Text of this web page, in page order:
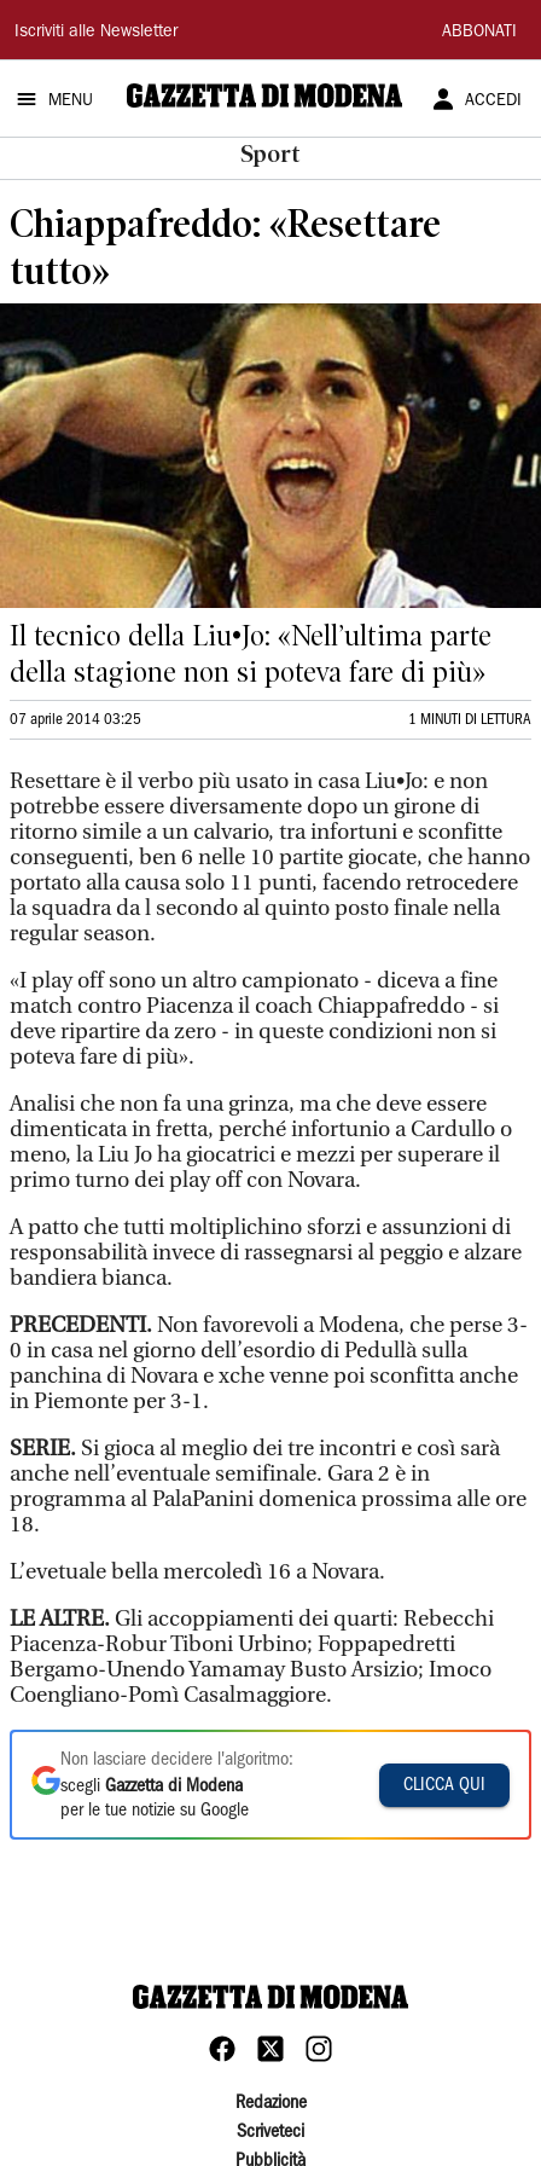
Gazzetta
di
Modena
Iscriviti alle Newsletter ABBONATI
MENU ACCEDI
Sport
Chiappafreddo: «Resettare
tutto»
Il tecnico della Liu•Jo: «Nell’ultima parte
della stagione non si poteva fare di più»
07 aprile 2014 03:25 1 MINUTI DI LETTURA
Resettare è il verbo più usato in casa Liu•Jo: e non
potrebbe essere diversamente dopo un girone di
ritorno simile a un calvario, tra infortuni e sconfitte
conseguenti, ben 6 nelle 10 partite giocate, che hanno
portato alla causa solo 11 punti, facendo retrocedere
la squadra da l secondo al quinto posto finale nella
regular season.
«I play off sono un altro campionato - diceva a fine
match contro Piacenza il coach Chiappafreddo - si
deve ripartire da zero - in queste condizioni non si
poteva fare di più».
Analisi che non fa una grinza, ma che deve essere
dimenticata in fretta, perché infortunio a Cardullo o
meno, la Liu Jo ha giocatrici e mezzi per superare il
primo turno dei play off con Novara.
A patto che tutti moltiplichino sforzi e assunzioni di
responsabilità invece di rassegnarsi al peggio e alzare
bandiera bianca.
PRECEDENTI.Non favorevoli a Modena, che perse 3-
0 in casa nel giorno dell’esordio di Pedullà sulla
panchina di Novara e xche venne poi sconfitta anche
in Piemonte per 3-1.
SERIE. Si gioca al meglio dei tre incontri e così sarà
anche nell’eventuale semifinale. Gara 2 è in
programma al PalaPanini domenica prossima alle ore
18.
L’evetuale bella mercoledì 16 a Novara.
LE ALTRE.Gli accoppiamenti dei quarti: Rebecchi
Piacenza-Robur Tiboni Urbino; Foppapedretti
Bergamo-Unendo Yamamay Busto Arsizio; Imoco
Coengliano-Pomì Casalmaggiore.
Non lasciare decidere l'algoritmo:
scegli Gazzetta di Modena
per le tue notizie su Google
CLICCA QUI
Redazione
Scriveteci
Pubblicità